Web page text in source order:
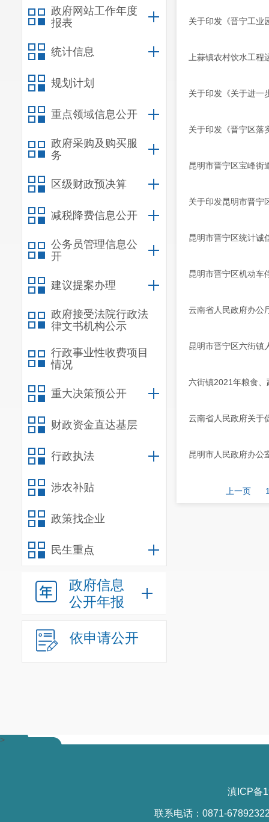
政府网站工作年度
报表
统计信息
规划计划
重点领域信息公开
政府采购及购买服
务
区级财政预决算
减税降费信息公开
公务员管理信息公
开
建议提案办理
政府接受法院行政法
律文书机构公示
行政事业性收费项目
情况
重大决策预公开
财政资金直达基层
行政执法
涉农补贴
政策找企业
民生重点
政府信息
公开年报
依申请公开
关于印发《晋宁工业
上蒜镇农村饮水工
关于印发《关于进一
关于印发《晋宁区落
昆明市晋宁区宝峰街
关于印发昆明市晋宁
昆明市晋宁区统计诚
昆明市晋宁区机动车
云南省人民政府办公
昆明市晋宁区六街镇
六街镇2021年粮食
云南省人民政府关于
昆明市人民政府办公
上一页
>
滇ICP备
联系电话：0871-